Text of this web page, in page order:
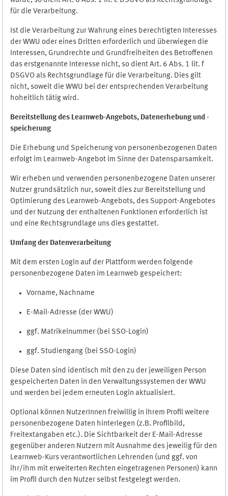
für die Verarbeitung.
Ist die Verarbeitung zur Wahrung eines berechtigten Interesses
der WWU oder eines Dritten erforderlich und überwiegen die
Interessen, Grundrechte und Grundfreiheiten des Betroffenen
das erstgenannte Interesse nicht, so dient Art. 6 Abs. 1 lit. f
DSGVO als Rechtsgrundlage für die Verarbeitung. Dies gilt
nicht, soweit die WWU bei der entsprechenden Verarbeitung
hoheitlich tätig wird.
Bereitstellung des Learnweb-Angebots, Datenerhebung und -
speicherung
Die Erhebung und Speicherung von personenbezogenen Daten
erfolgt im Learnweb-Angebot im Sinne der Datensparsamkeit.
Wir erheben und verwenden personenbezogene Daten unserer
Nutzer grundsätzlich nur, soweit dies zur Bereitstellung und
Optimierung des Learnweb-Angebots, des Support-Angebotes
und der Nutzung der enthaltenen Funktionen erforderlich ist
und eine Rechtsgrundlage uns dies gestattet.
Umfang der Datenverarbeitung
Mit dem ersten Login auf der Plattform werden folgende
personenbezogene Daten im Learnweb gespeichert:
Vorname, Nachname
E-Mail-Adresse (der WWU)
ggf. Matrikelnummer (bei SSO-Login)
ggf. Studiengang (bei SSO-Login)
Diese Daten sind identisch mit den zu der jeweiligen Person
gespeicherten Daten in den Verwaltungssystemen der WWU
und werden bei jedem erneuten Login aktualisiert.
Optional können NutzerInnen freiwillig in ihrem Profil weitere
personenbezogene Daten hinterlegen (z.B. Profilbild,
Freitextangaben etc.). Die Sichtbarkeit der E-Mail-Adresse
gegenüber anderen Nutzern mit Ausnahme des jeweilig für den
Learnweb-Kurs verantwortlichen Lehrenden (und ggf. von
ihr/ihm mit erweiterten Rechten eingetragenen Personen) kann
im Profil durch den Nutzer selbst festgelegt werden.